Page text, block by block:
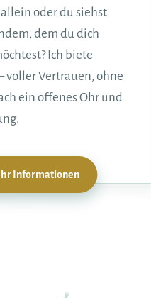
oder du siehst
dem du dich
Ich biete
voller Vertrauen, ohne
ein offenes Ohr und
Informationen